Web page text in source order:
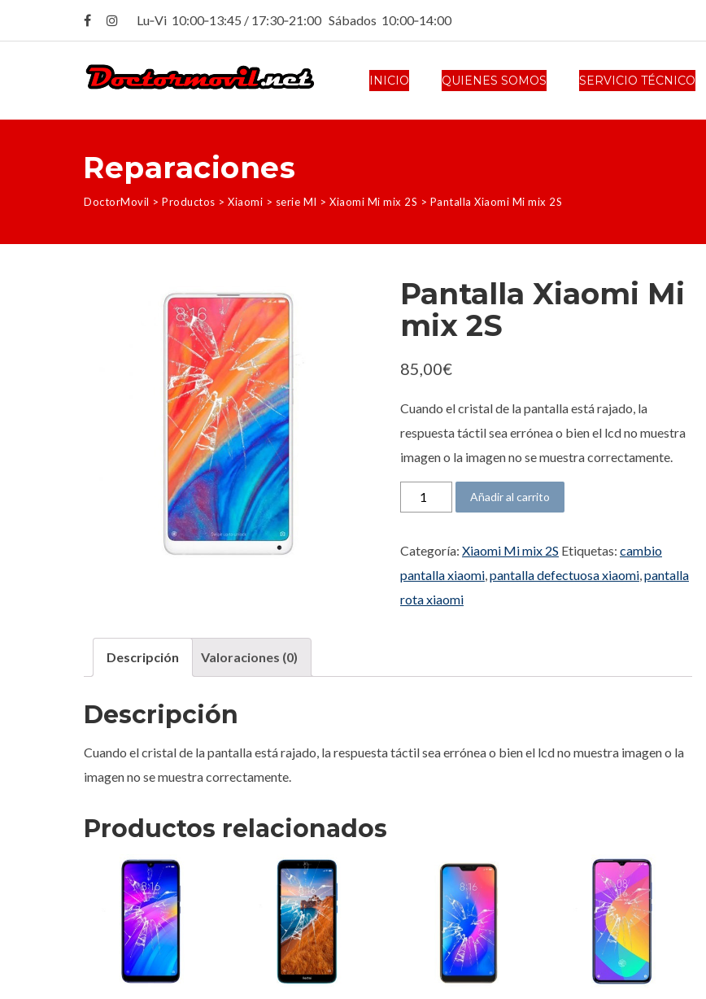
Lu‑Vi 10:00‑13:45 / 17:30‑21:00 Sábados 10:00‑14:00
INICIO QUIENES SOMOS SERVICIO TÉCNICO
Reparaciones
DoctorMovil > Productos > Xiaomi > serie MI > Xiaomi Mi mix 2S > Pantalla Xiaomi Mi mix 2S
Pantalla Xiaomi Mi
mix 2S
85,00€
Cuando el cristal de la pantalla está rajado, la
respuesta táctil sea errónea o bien el lcd no muestra
imagen o la imagen no se muestra correctamente.
Pantalla Xiaomi Mi mix 2S cantidad
Añadir al carrito
Categoría: Xiaomi Mi mix 2S Etiquetas: cambio
pantalla xiaomi,pantalla defectuosa xiaomi,pantalla
rota xiaomi
Descripción Valoraciones (0)
Descripción
Cuando el cristal de la pantalla está rajado, la respuesta táctil sea errónea o bien el lcd no muestra imagen o la
imagen no se muestra correctamente.
Productos relacionados